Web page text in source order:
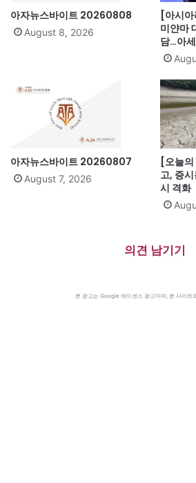
아자뉴스바이트 20260808
August 8, 2026
[아시
미얀마
담…아
아자뉴스바이트 20260807
August 7, 2026
[오늘
고, 증
시 격화
의견 남기기
본 광고는 Google 애드센스 광고이며, 본 사이트